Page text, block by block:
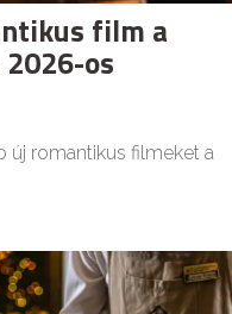
film a
os
új romantikus filmeket a